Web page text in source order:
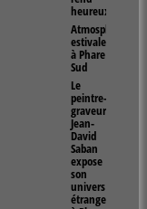
heureux"
Atmosphères
estivales
à Phare
Sud
Le
peintre-
graveur
Jean-
David
Saban
expose
son
univers
étrange